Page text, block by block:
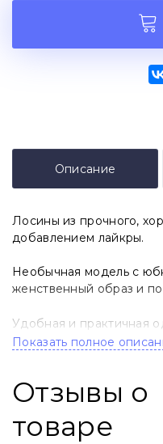
Описание
Лосины из прочного,
добавлением лайкры.
Необычная модель с
женственный образ и
Удобная и практичная
Цвет: ЧЕРНЫЙ, БЕЛЫЙ
Свой Размер и Цвет
Показать полное
Отзывы о
товаре